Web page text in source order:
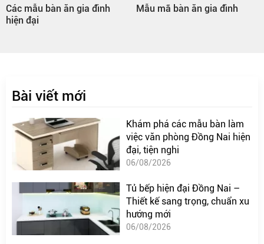
Các mẫu bàn ăn gia đình
hiện đại
Mẫu mã bàn ăn gia đình
Bài viết mới
Khám phá các mẫu bàn làm
việc văn phòng Đồng Nai hiện
đại, tiện nghi
06/08/2026
Tủ bếp hiện đại Đồng Nai –
Thiết kế sang trọng, chuẩn xu
hướng mới
06/08/2026